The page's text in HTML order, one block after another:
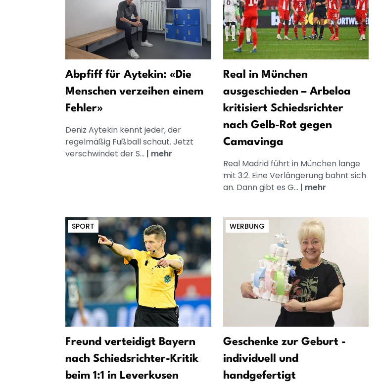
Abpfiff für Aytekin: «Die
Menschen verzeihen einem
Fehler»
Deniz Aytekin kennt jeder, der
regelmäßig Fußball schaut. Jetzt
verschwindet der S... | mehr
Real in München
ausgeschieden – Arbeloa
kritisiert Schiedsrichter
nach Gelb-Rot gegen
Camavinga
Real Madrid führt in München lange
mit 3:2. Eine Verlängerung bahnt sich
an. Dann gibt es G... | mehr
SPORT
Freund verteidigt Bayern
nach Schiedsrichter-Kritik
beim 1:1 in Leverkusen
WERBUNG
Geschenke zur Geburt -
individuell und
handgefertigt